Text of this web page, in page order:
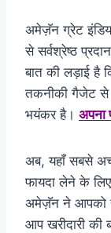
अमेज़ॅन ग्रेट
से सर्वश्रेष्ठ
बात की लड़ाई है
तकनीकी गैजेट से
भयंकर है। अपना
अब, यहाँ सबसे
फायदा लेने के
अमेज़ॅन ने आपको
आप खरीदारी